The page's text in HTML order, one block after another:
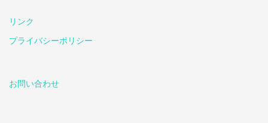
リンク
プライバシーポリシー
お問い合わせ